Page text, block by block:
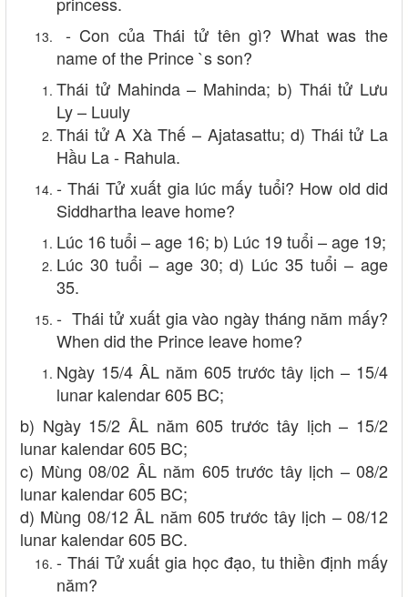
- Con của Thái tử tên gì? What was the
name of the Prince `s son?
Thái tử Mahinda – Mahinda; b) Thái tử Lưu
Ly – Luuly
Thái tử A Xà Thế – Ajatasattu; d) Thái tử La
Hầu La - Rahula.
- Thái Tử xuất gia lúc mấy tuổi? How old did
Siddhartha leave home?
Lúc 16 tuổi – age 16; b) Lúc 19 tuổi – age 19;
Lúc 30 tuổi – age 30; d) Lúc 35 tuổi – age
35.
- Thái tử xuất gia vào ngày tháng năm mấy?
When did the Prince leave home?
Ngày 15/4 ÂL năm 605 trước tây lịch – 15/4
lunar kalendar 605 BC;
b) Ngày 15/2 ÂL năm 605 trước tây lịch – 15/2
lunar kalendar 605 BC;
c) Mùng 08/02 ÂL năm 605 trước tây lịch – 08/2
lunar kalendar 605 BC;
d) Mùng 08/12 ÂL năm 605 trước tây lịch – 08/12
lunar kalendar 605 BC.
- Thái Tử xuất gia học đạo, tu thiền định mấy
năm?